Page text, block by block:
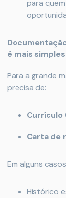
para
é mais
Para a grande
precisa de:
Currículo
Carta de
Em alguns
Histórico